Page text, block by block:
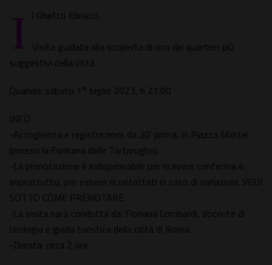
I l Ghetto Ebraico.
Visita guidata alla scoperta di uno dei quartieri più
suggestivi della città
Quando: sabato 1° luglio 2023, h 21.00
INFO
-Accoglienza e registrazioni: da 30' prima, in Piazza Mattei
(presso la Fontana delle Tartarughe).
-La prenotazione è indispensabile per ricevere conferma e,
soprattutto, per essere ricontattati in caso di variazioni. VEDI
SOTTO COME PRENOTARE.
-La visita sarà condotta da: Floriana Lombardi, docente di
teologia e guida turistica della città di Roma.
-Durata: circa 2 ore.